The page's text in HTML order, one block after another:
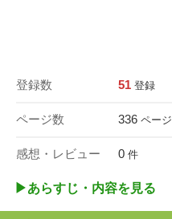
登録数 51 登録
ページ数 336 ページ
感想・レビュー 0 件
▶︎あらすじ・内容を見る